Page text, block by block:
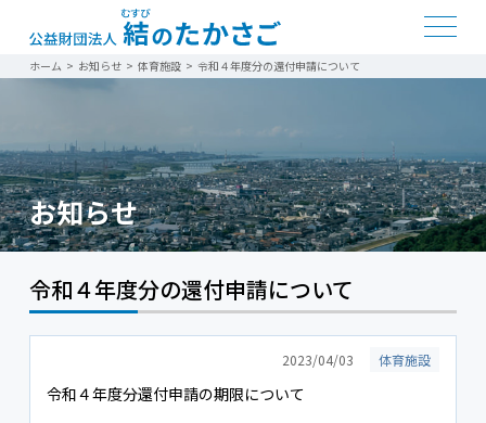
ホーム > お知らせ> 体育施設> 令和４年度分の還付申請について
お知らせ
令和４年度分の還付申請について
2023/04/03 体育施設
令和４年度分還付申請の期限について